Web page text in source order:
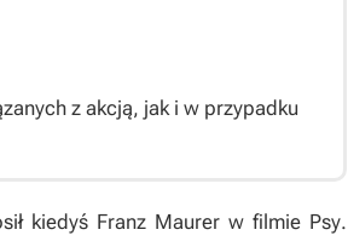
z akcją, jak i w przypadku
kiedyś Franz Maurer w filmie Psy.